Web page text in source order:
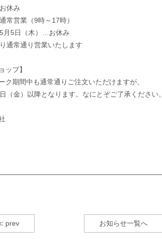
休み
常営業（9時～17時）
月5日（木）…お休み
通常通り営業いたします
ップ】
ク期間中も通常通りご注文いただけますが、
（金）以降となります。なにとぞご了承ください。
prev お知らせ一覧へ